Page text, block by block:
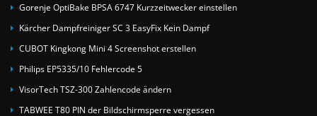
Gorenje OptiBake BPSA 6747 Kurzzeitwecker einstellen
Kärcher Dampfreiniger SC 3 EasyFix Kein Dampf
CUBOT Kingkong Mini 4 Screenshot erstellen
Philips EP5335/10 Fehlercode 5
VisorTech TSZ-300 Zahlencode ändern
TABWEE T80 PIN der Bildschirmsperre vergessen